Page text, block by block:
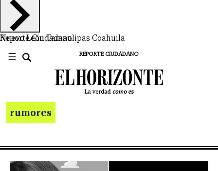
Nuevo LeónTamaulipas Coahuila
Reporte Ciudadano
☰ REPORTE CIUDADANO
rumores